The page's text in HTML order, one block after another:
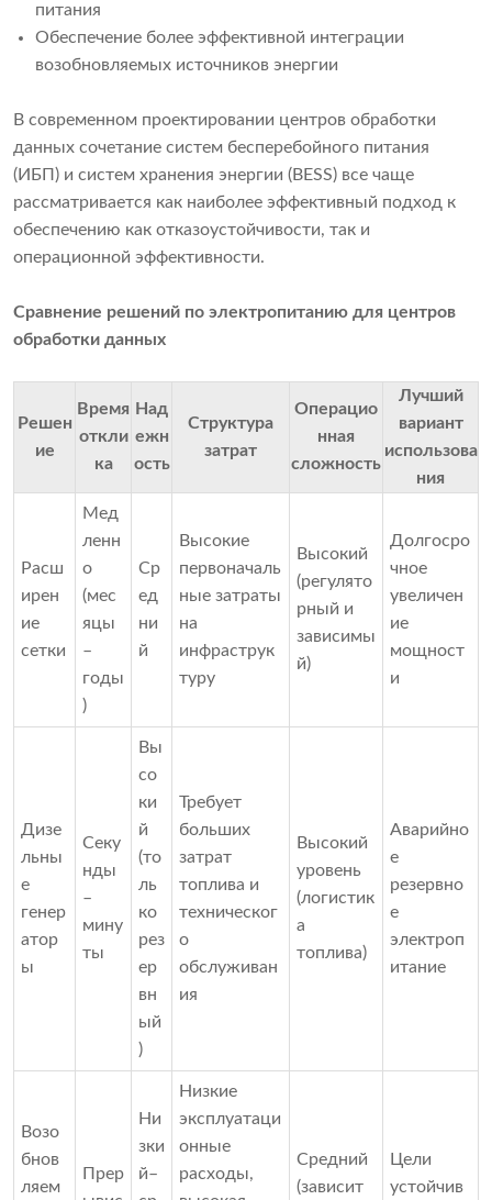
питания
Обеспечение более эффективной интеграции
возобновляемых источников энергии
В современном проектировании центров обработки
данных сочетание систем бесперебойного питания
(ИБП) и систем хранения энергии (BESS) все чаще
рассматривается как наиболее эффективный подход к
обеспечению как отказоустойчивости, так и
операционной эффективности.
Сравнение решений по электропитанию для центров
обработки данных
Решен
ие
Время
откли
ка
Над
ежн
ость
Структура
затрат
Операцио
нная
сложность
Лучший
вариант
использова
ния
Расш
ирен
ие
сетки
Мед
ленн
о
(мес
яцы
–
годы
)
Ср
ед
ни
й
Высокие
первоначаль
ные затраты
на
инфраструк
туру
Высокий
(регулято
рный и
зависимы
й)
Долгосро
чное
увеличен
ие
мощност
и
Дизе
льны
е
генер
атор
ы
Секу
нды
–
мину
ты
Вы
со
ки
й
(то
ль
ко
рез
ер
вн
ый
)
Требует
больших
затрат
топлива и
техническог
о
обслуживан
ия
Высокий
уровень
(логистик
а
топлива)
Аварийно
е
резервно
е
электроп
итание
Возо
бнов
ляем
Прер
Ни
зки
й–
Низкие
эксплуатаци
онные
расходы,
Средний
(зависит
Цели
устойчив